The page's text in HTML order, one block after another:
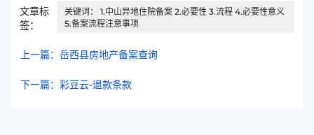
文章标
签：
关键词： 1.中山异地住院备案 2.必要性 3.流程 4.必要性意义
5.备案流程注意事项
上一篇：岳西县房地产备案查询
下一篇：彩豆云-退款条款